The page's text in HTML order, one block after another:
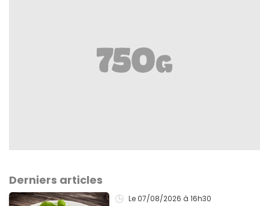
Derniers articles
Le 07/08/2026 à 16h30